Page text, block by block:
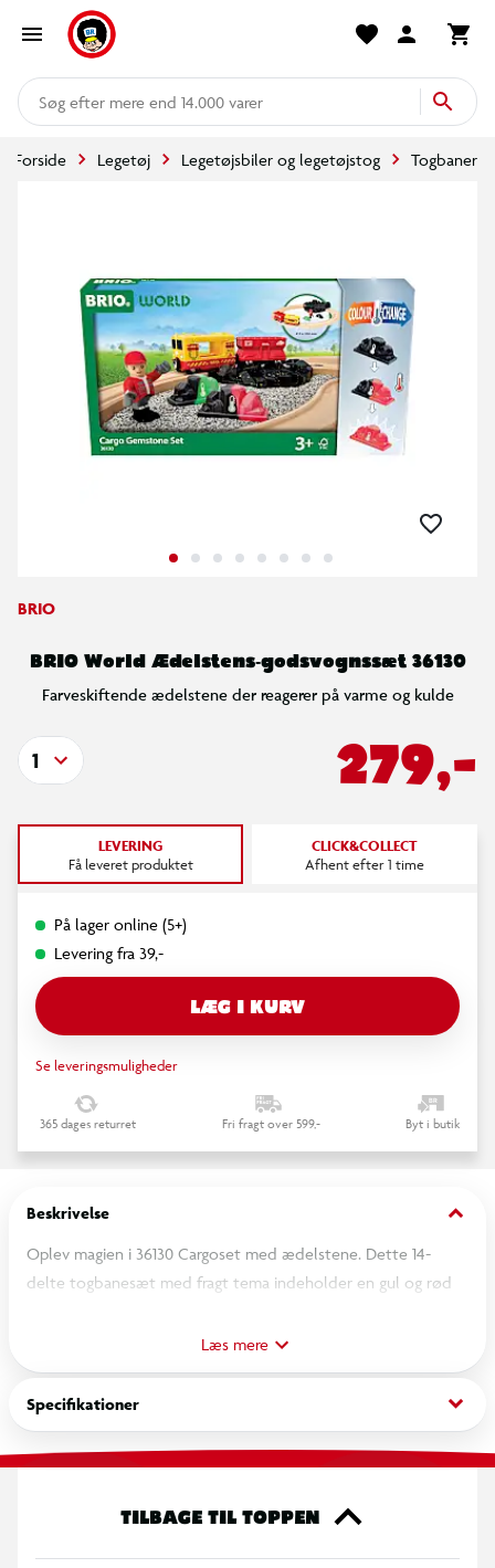
mere end 14.000 varer
Forside Legetøj Legetøjsbiler og legetøjstog Togbaner
BRIO
BRIO World Ædelstens‑godsvognssæt 36130
Farveskiftende ædelstene der reagerer på varme og kulde
279,-
1
LEVERING
Få leveret produktet
CLICK&COLLECT
Afhent efter 1 time
På lager online (5+)
Levering fra 39,-
LÆG I KURV
Se leveringsmuligheder
365 dages returret Fri fragt over 599,- Byt i butik
Beskrivelse keyboard_arrow_down
Oplev magien i 36130 Cargoset med ædelstene. Dette 14-
delte togbanesæt med fragt tema indeholder en gul og rød
hemmeligheder. Sæt togføreren i toget og kør hen til den
stenede mine. Grav de specielle ædelsten op og se dem
skifte farve, når du udsætter dem for varme eller kulde. Et
BRIO World togsæt med et lille twist - et fantastisk eventyr
for nysgerrige sjæle og små transportører fra 3 år.
Læs mere
Specifikationer keyboard_arrow_down
TILBAGE TIL TOPPEN